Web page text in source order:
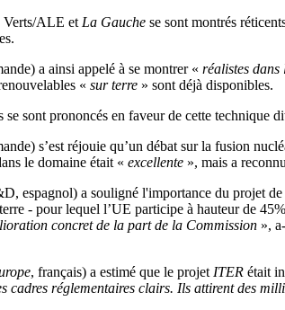
Verts/ALE et La Gauche se sont montrés
a ainsi appelé à se montrer « réalistes dans
« sur terre » sont déjà disponibles.
sont prononcés en faveur de cette technique
s’est réjouie qu’un débat sur la fusion
le domaine était « excellente », mais a
espagnol) a souligné l'importance du projet
- pour lequel l’UE participe à hauteur de
concret de la part de la Commission »,
, français) a estimé que le projet ITER était
cadres réglementaires clairs. Ils attirent des